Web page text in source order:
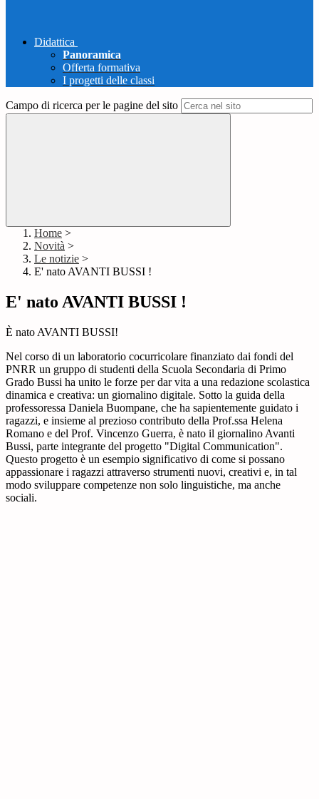
Didattica
Panoramica
Offerta formativa
I progetti delle classi
Campo di ricerca per le pagine del sito
Home >
Novità >
Le notizie >
E' nato AVANTI BUSSI !
E' nato AVANTI BUSSI !
È nato AVANTI BUSSI!
Nel corso di un laboratorio cocurricolare finanziato dai fondi del
PNRR un gruppo di studenti della Scuola Secondaria di Primo
Grado Bussi ha unito le forze per dar vita a una redazione scolastica
dinamica e creativa: un giornalino digitale. Sotto la guida della
professoressa Daniela Buompane, che ha sapientemente guidato i
ragazzi, e insieme al prezioso contributo della Prof.ssa Helena
Romano e del Prof. Vincenzo Guerra, è nato il giornalino Avanti
Bussi, parte integrante del progetto "Digital Communication".
Questo progetto è un esempio significativo di come si possano
appassionare i ragazzi attraverso strumenti nuovi, creativi e, in tal
modo sviluppare competenze non solo linguistiche, ma anche
sociali.